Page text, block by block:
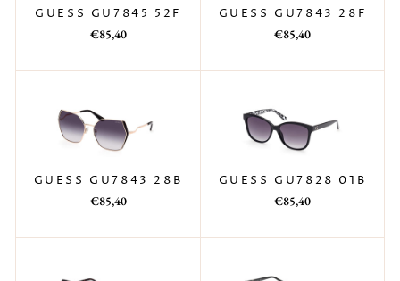
GUESS GU7845 52F
Prezzo
listino
Prezzo
€85,40
GUESS GU7843 28F
Prezzo
listino
Prezzo
€85,40
GUESS GU7843 28B
Prezzo
listino
Prezzo
€85,40
GUESS GU7828 01B
Prezzo
listino
Prezzo
€85,40